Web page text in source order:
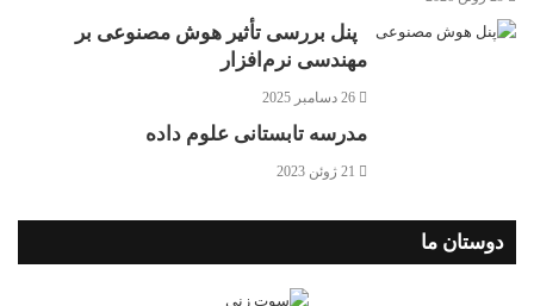
پنل بررسی تأثیر هوش مصنوعی بر
مهندسی نرم‌افزار
26 دسامبر 2025
مدرسه تابستانی علوم داده
21 ژوئن 2023
دوستان ما